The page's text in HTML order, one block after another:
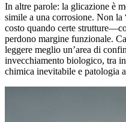
In altre parole: la glicazione è
simile a una corrosione. Non
costo quando certe
perdono margine funzionale.
leggere meglio un’area di
invecchiamento biologico, tra
chimica inevitabile e patologia